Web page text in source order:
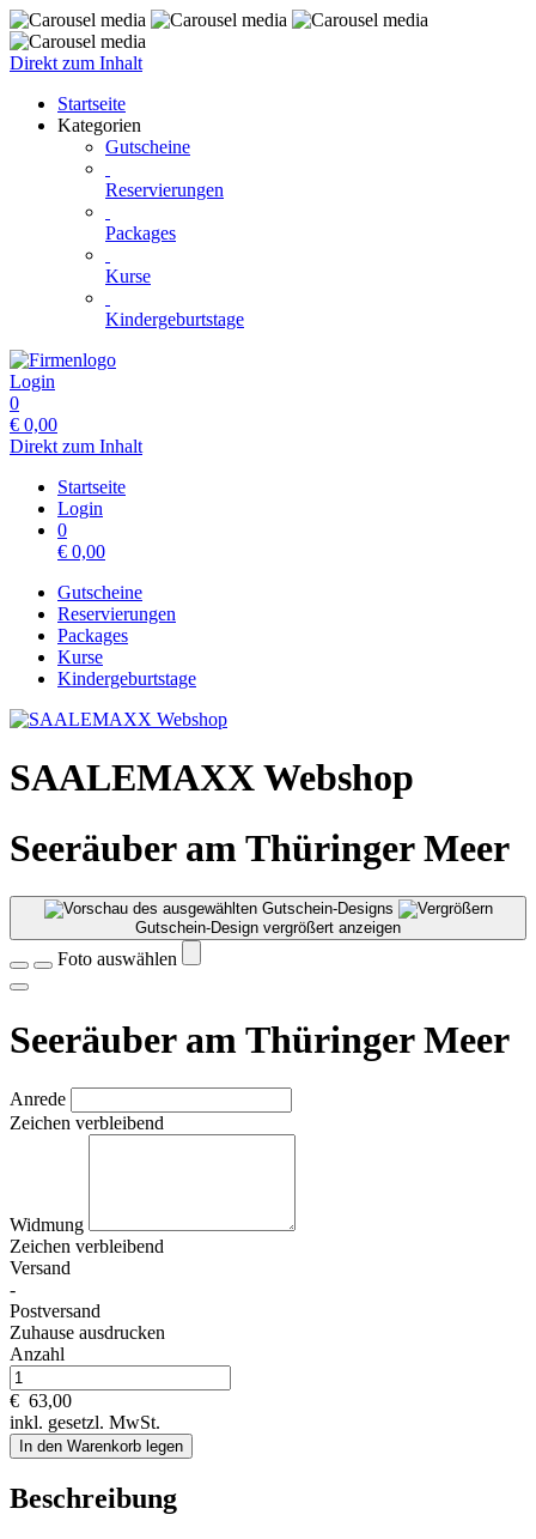
Direkt zum Inhalt
Startseite
Kategorien
Gutscheine
Reservierungen
Packages
Kurse
Kindergeburtstage
Login
0
€ 0,00
Direkt zum Inhalt
Startseite
Login
0
€ 0,00
Gutscheine
Reservierungen
Packages
Kurse
Kindergeburtstage
SAALEMAXX Webshop
Seeräuber am Thüringer Meer
Gutschein-Design vergrößert anzeigen
Foto auswählen
Seeräuber am Thüringer Meer
Anrede
Zeichen verbleibend
Widmung
Zeichen verbleibend
Versand
-
Postversand
Zuhause ausdrucken
Anzahl
€ 63,00
inkl. gesetzl. MwSt.
In den Warenkorb legen
Beschreibung